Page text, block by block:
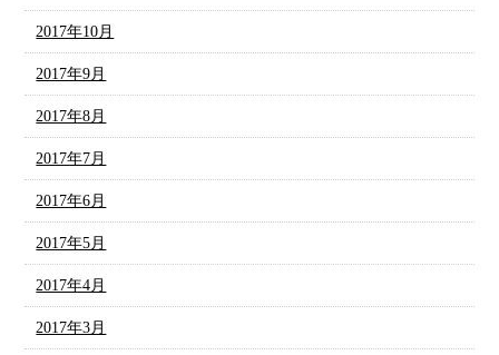
2017年10月
2017年9月
2017年8月
2017年7月
2017年6月
2017年5月
2017年4月
2017年3月